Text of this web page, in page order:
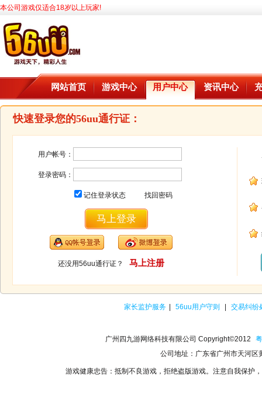
本公司游戏仅适合18岁以上玩家!
网站首页 游戏中心 用户中心 资讯中心
快速登录您的56uu通行证：
用户帐号：
登录密码：
记住登录状态 找回密码
还没用56uu通行证？ 马上注册
家长监护服务 56uu用户守则 交易纠纷
广州四九游网络科技有限公司 Copyright©2012
公司地址：广东省广州市天河
游戏健康忠告：抵制不良游戏，拒绝盗版游戏。注意自我保护